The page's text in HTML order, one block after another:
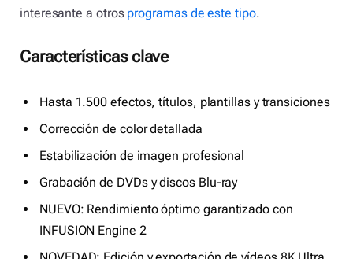
interesante a otros programas de este tipo.
Características clave
Hasta 1.500 efectos, títulos, plantillas y transiciones
Corrección de color detallada
Estabilización de imagen profesional
Grabación de DVDs y discos Blu-ray
NUEVO: Rendimiento óptimo garantizado con
INFUSION Engine 2